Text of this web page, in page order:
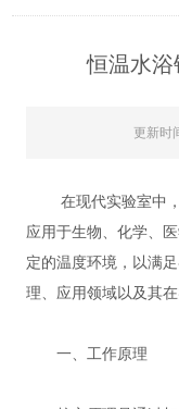
恒温水
更新时
在现代实验室中
应用于生物、化学、
定的温度环境，以满
理、应用领域以及其
一、工作原理